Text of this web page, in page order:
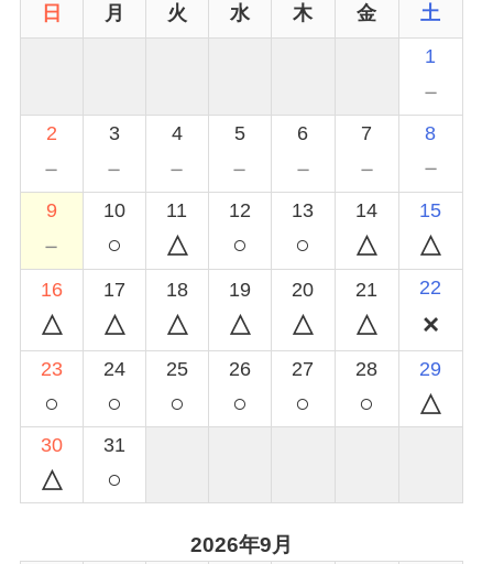
日 月 火 水 木 金
土
1
－
2
－
3
－
4
－
5
－
6
－
7
－
8
－
9
－
10
○
11 12
○
13
○
14 15
16 17 18 19 20 21 22
23
○
24
○
25
○
26
○
27
○
28
○
29
30 31
○
2026年9月